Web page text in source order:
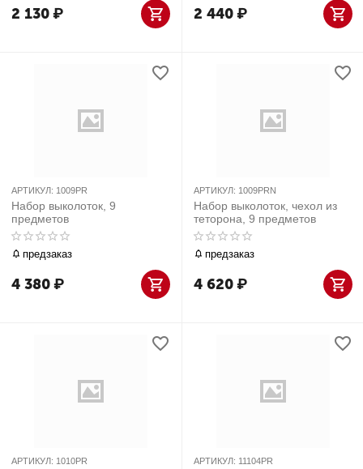
2 130₽ 2 440₽
АРТИКУЛ: 1009PR
Набор выколоток, 9
предметов
предзаказ
4 380₽
АРТИКУЛ: 1009PRN
Набор выколоток, чехол из
теторона, 9 предметов
предзаказ
4 620₽
АРТИКУЛ: 1010PR АРТИКУЛ: 11104PR